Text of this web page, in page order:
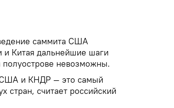
саммита США
и Китая дальнейшие шаги
невозможны.
США и КНДР — это самый
стран, считает российский